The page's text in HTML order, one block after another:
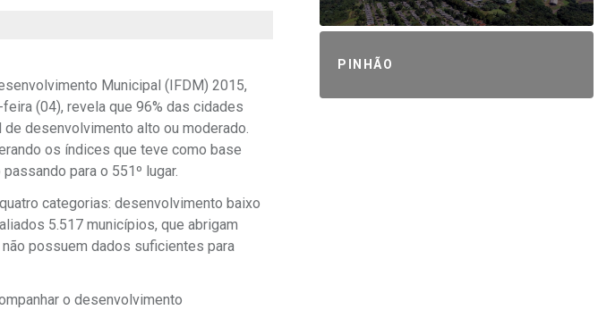
Municipal (IFDM) 2015,
(04), revela que 96% das cidades
desenvolvimento alto ou moderado.
os índices que teve como base
para o 551º lugar.
categorias: desenvolvimento baixo
5.517 municípios, que abrigam
possuem dados suficientes para
o desenvolvimento
PINHÃO